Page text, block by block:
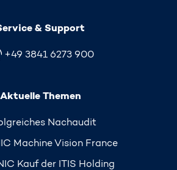
& Support
+49 3841 6273 900
Aktuelle Themen
Nachaudit
Machine Vision France
Kauf der ITIS Holding